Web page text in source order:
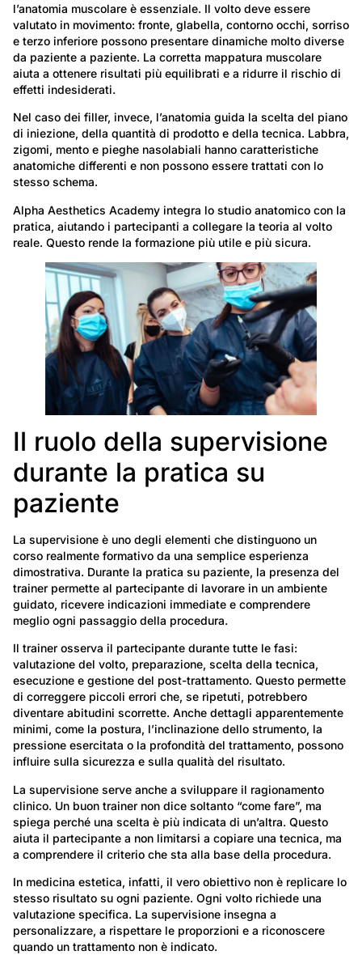
l’anatomia muscolare è essenziale. Il volto deve essere
valutato in movimento: fronte, glabella, contorno occhi, sorriso
e terzo inferiore possono presentare dinamiche molto diverse
da paziente a paziente. La corretta mappatura muscolare
aiuta a ottenere risultati più equilibrati e a ridurre il rischio di
effetti indesiderati.
Nel caso dei filler, invece, l’anatomia guida la scelta del piano
di iniezione, della quantità di prodotto e della tecnica. Labbra,
zigomi, mento e pieghe nasolabiali hanno caratteristiche
anatomiche differenti e non possono essere trattati con lo
stesso schema.
Alpha Aesthetics Academy integra lo studio anatomico con la
pratica, aiutando i partecipanti a collegare la teoria al volto
reale. Questo rende la formazione più utile e più sicura.
Il ruolo della supervisione
durante la pratica su
paziente
La supervisione è uno degli elementi che distinguono un
corso realmente formativo da una semplice esperienza
dimostrativa. Durante la pratica su paziente, la presenza del
trainer permette al partecipante di lavorare in un ambiente
guidato, ricevere indicazioni immediate e comprendere
meglio ogni passaggio della procedura.
Il trainer osserva il partecipante durante tutte le fasi:
valutazione del volto, preparazione, scelta della tecnica,
esecuzione e gestione del post-trattamento. Questo permette
di correggere piccoli errori che, se ripetuti, potrebbero
diventare abitudini scorrette. Anche dettagli apparentemente
minimi, come la postura, l’inclinazione dello strumento, la
pressione esercitata o la profondità del trattamento, possono
influire sulla sicurezza e sulla qualità del risultato.
La supervisione serve anche a sviluppare il ragionamento
clinico. Un buon trainer non dice soltanto “come fare”, ma
spiega perché una scelta è più indicata di un’altra. Questo
aiuta il partecipante a non limitarsi a copiare una tecnica, ma
a comprendere il criterio che sta alla base della procedura.
In medicina estetica, infatti, il vero obiettivo non è replicare lo
stesso risultato su ogni paziente. Ogni volto richiede una
valutazione specifica. La supervisione insegna a
personalizzare, a rispettare le proporzioni e a riconoscere
quando un trattamento non è indicato.